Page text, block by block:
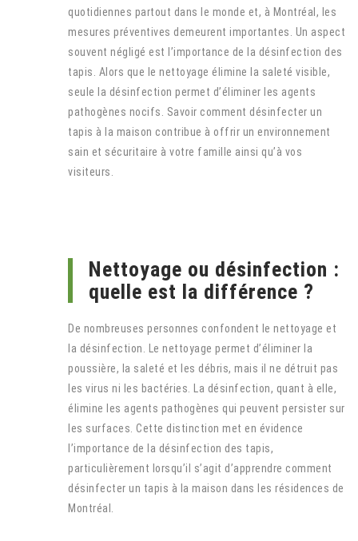
quotidiennes partout dans le monde et, à Montréal, les
mesures préventives demeurent importantes. Un aspect
souvent négligé est l’importance de la désinfection des
tapis. Alors que le nettoyage élimine la saleté visible,
seule la désinfection permet d’éliminer les agents
pathogènes nocifs. Savoir comment désinfecter un
tapis à la maison contribue à offrir un environnement
sain et sécuritaire à votre famille ainsi qu’à vos
visiteurs.
Nettoyage ou désinfection :
quelle est la différence ?
De nombreuses personnes confondent le nettoyage et
la désinfection. Le nettoyage permet d’éliminer la
poussière, la saleté et les débris, mais il ne détruit pas
les virus ni les bactéries. La désinfection, quant à elle,
élimine les agents pathogènes qui peuvent persister sur
les surfaces. Cette distinction met en évidence
l’importance de la désinfection des tapis,
particulièrement lorsqu’il s’agit d’apprendre comment
désinfecter un tapis à la maison dans les résidences de
Montréal.